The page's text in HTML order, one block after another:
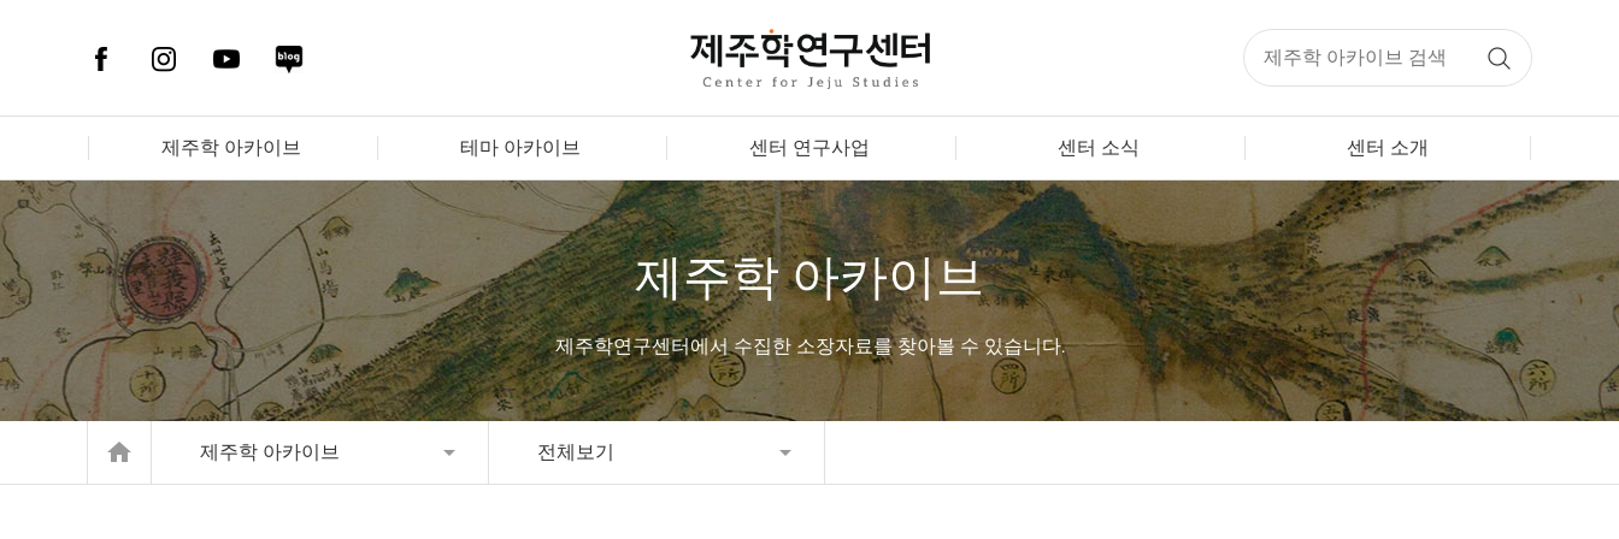
제주학 아카이브 테마 아카이브 센터 연구사업 센터 소식 센터 소개
제주학 아카이브
제주학연구센터에서 수집한 소장자료를 찾아볼 수 있습니다.
home 제주학 아카이브 전체보기